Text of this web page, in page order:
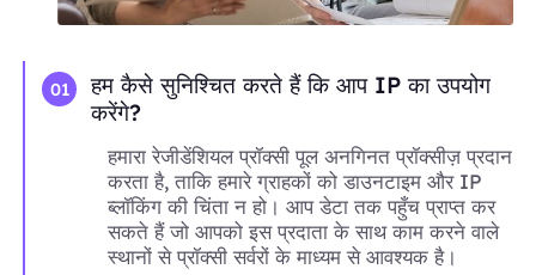
01
हम कैसे सुनिश्चित करते हैं कि आप IP का उपयोग
करेंगे?
हमारा रेजीडेंशियल प्रॉक्सी पूल अनगिनत प्रॉक्सीज़ प्रदान
करता है, ताकि हमारे ग्राहकों को डाउनटाइम और IP
ब्लॉकिंग की चिंता न हो। आप डेटा तक पहुँच प्राप्त कर
सकते हैं जो आपको इस प्रदाता के साथ काम करने वाले
स्थानों से प्रॉक्सी सर्वरों के माध्यम से आवश्यक है।